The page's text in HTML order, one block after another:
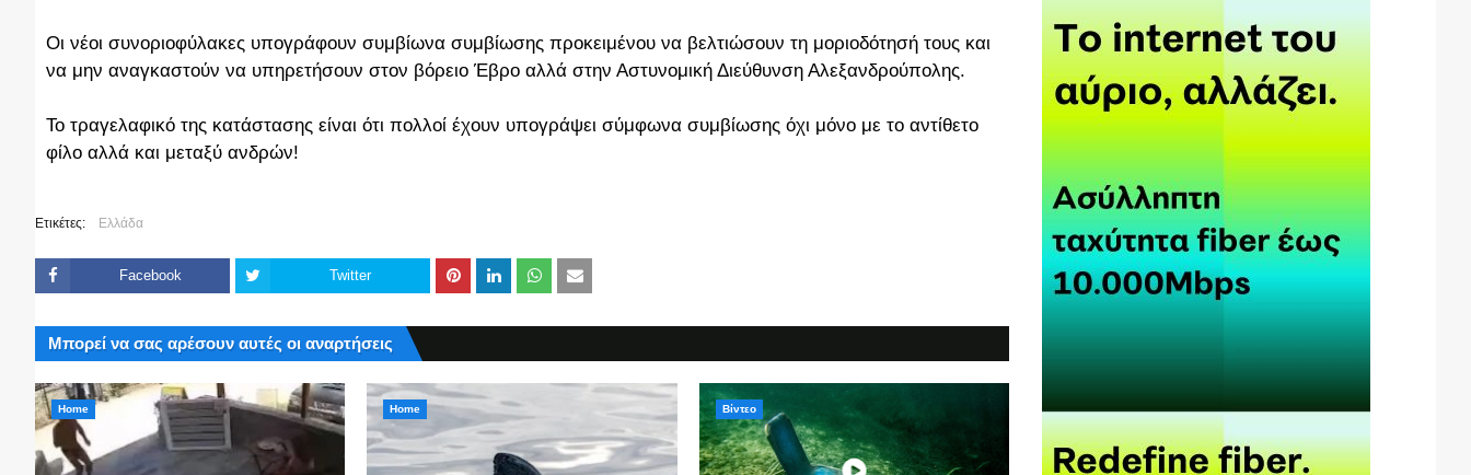
Οι νέοι συνοριοφύλακες υπογράφουν συμβίωνα συμβίωσης προκειμένου να βελτιώσουν τη μοριοδότησή τους και
να μην αναγκαστούν να υπηρετήσουν στον βόρειο Έβρο αλλά στην Αστυνομική Διεύθυνση Αλεξανδρούπολης.
Το τραγελαφικό της κατάστασης είναι ότι πολλοί έχουν υπογράψει σύμφωνα συμβίωσης όχι μόνο με το αντίθετο
φίλο αλλά και μεταξύ ανδρών!
Ετικέτες: Ελλάδα
Facebook Twitter
Μπορεί να σας αρέσουν αυτές οι αναρτήσεις
Home Home Βίντεο